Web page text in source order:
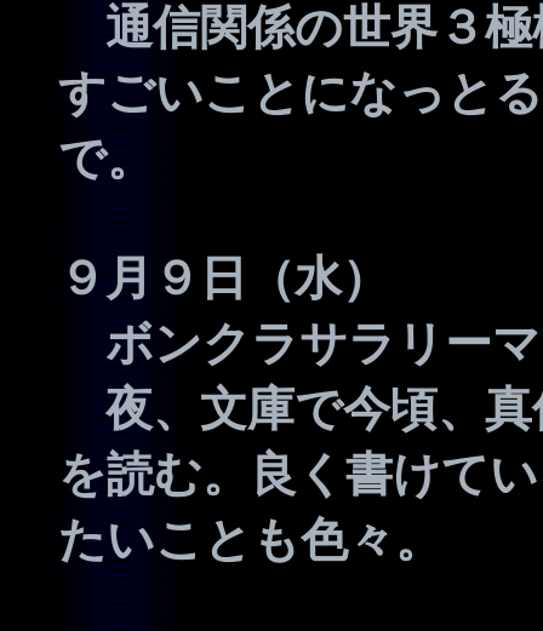
通信関係の世界３極
すごいことになっと
で。
９月９日（水）
ボンクラサラリー
夜、文庫で今頃、
を読む。良く書けて
たいことも色々。